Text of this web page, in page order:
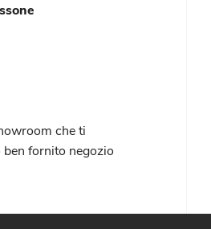
che ti
fornito negozio